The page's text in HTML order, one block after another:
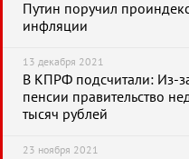
Путин поручил
инфляции
13 декабря 2021
В КПРФ подсчитали: Из-
пенсии правительство
тысяч рублей
23 ноября 2021